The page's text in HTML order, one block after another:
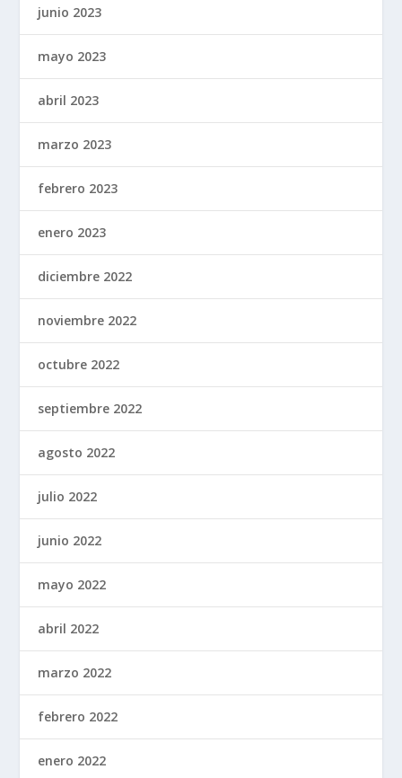
junio 2023
mayo 2023
abril 2023
marzo 2023
febrero 2023
enero 2023
diciembre 2022
noviembre 2022
octubre 2022
septiembre 2022
agosto 2022
julio 2022
junio 2022
mayo 2022
abril 2022
marzo 2022
febrero 2022
enero 2022